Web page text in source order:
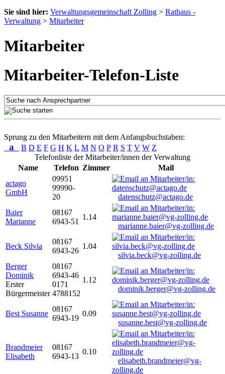
Sie sind hier: Verwaltungsgemeinschaft Zolling > Rathaus -
Verwaltung > Mitarbeiter
Mitarbeiter
Mitarbeiter-Telefon-Liste
Sprung zu den Mitarbeitern mit dem Anfangsbuchstaben:
a B D E F G H K L M N O P R S T V W Z
Telefonliste der Mitarbeiter/innen der Verwaltung
Name
Telefon Zimmer
Mail
actago
GmbH
09951
99990-
20
datenschutz@actago.de
Baier
Marianne
08167
6943-51
1.14
marianne.baier@vg-zolling.de
Beck Silvia
08167
6943-26
1.04
silvia.beck@vg-zolling.de
Berger
Dominik
Erster
Bürgermeister
08167
6943-46
0171
4788152
1.12
dominik.berger@vg-zolling.de
Best Susanne
08167
6943-19
0.09
susanne.best@vg-zolling.de
Brandmeier
Elisabeth
08167
6943-13
0.10
elisabeth.brandmeier@vg-
zolling.de